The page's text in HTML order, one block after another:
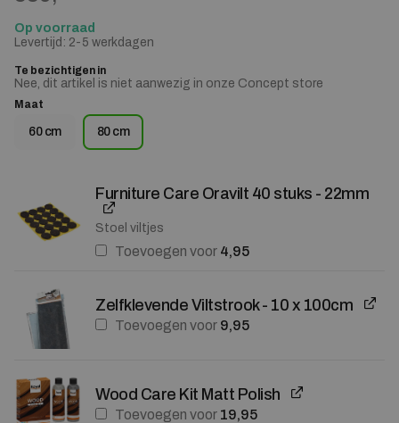
Op voorraad
Levertijd: 2-5 werkdagen
Te bezichtigen in
Nee, dit artikel is niet aanwezig in onze Concept store
Maat
60 cm 80 cm
Furniture Care Oravilt 40 stuks - 22mm
Stoel viltjes
Toevoegen voor 4,95
Zelfklevende Viltstrook - 10 x 100cm
Toevoegen voor 9,95
Wood Care Kit Matt Polish
Toevoegen voor 19,95